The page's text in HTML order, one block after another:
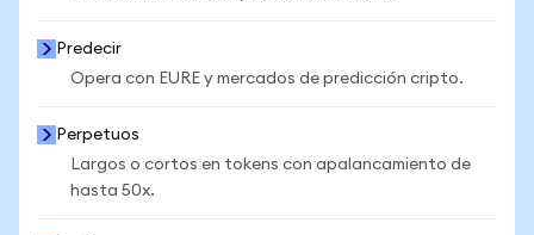
Predecir
Opera con EURE y mercados de predicción cripto.
Perpetuos
Largos o cortos en tokens con apalancamiento de
hasta 50x.